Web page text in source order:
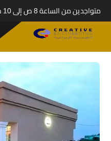
متواجدين من الساعة 8 ص إلى 10 م